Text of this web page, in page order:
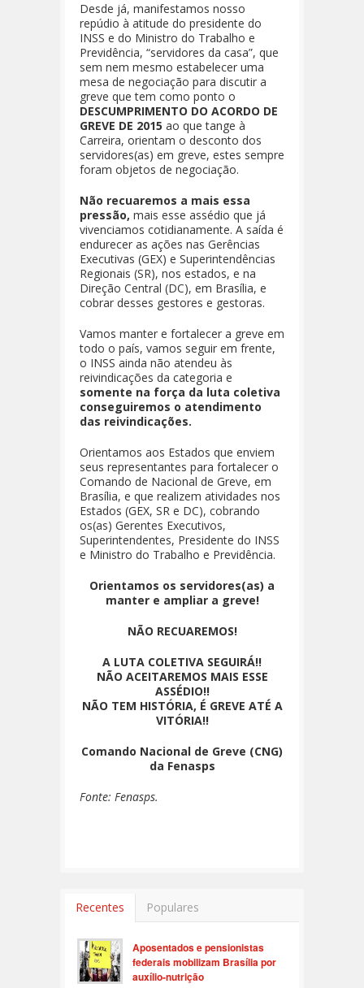
Desde já, manifestamos nosso
repúdio à atitude do presidente do
INSS e do Ministro do Trabalho e
Previdência, “servidores da casa”, que
sem nem mesmo estabelecer uma
mesa de negociação para discutir a
greve que tem como ponto o
DESCUMPRIMENTO DO ACORDO DE
GREVE DE 2015 ao que tange à
Carreira, orientam o desconto dos
servidores(as) em greve, estes sempre
foram objetos de negociação.
Não recuaremos a mais essa
pressão, mais esse assédio que já
vivenciamos cotidianamente. A saída é
endurecer as ações nas Gerências
Executivas (GEX) e Superintendências
Regionais (SR), nos estados, e na
Direção Central (DC), em Brasília, e
cobrar desses gestores e gestoras.
Vamos manter e fortalecer a greve em
todo o país, vamos seguir em frente,
o INSS ainda não atendeu às
reivindicações da categoria e
somente na força da luta coletiva
conseguiremos o atendimento
das reivindicações.
Orientamos aos Estados que enviem
seus representantes para fortalecer o
Comando de Nacional de Greve, em
Brasília, e que realizem atividades nos
Estados (GEX, SR e DC), cobrando
os(as) Gerentes Executivos,
Superintendentes, Presidente do INSS
e Ministro do Trabalho e Previdência.
Orientamos os servidores(as) a
manter e ampliar a greve!
NÃO RECUAREMOS!
A LUTA COLETIVA SEGUIRÁ!!
NÃO ACEITAREMOS MAIS ESSE
ASSÉDIO!!
NÃO TEM HISTÓRIA, É GREVE ATÉ A
VITÓRIA!!
Comando Nacional de Greve (CNG)
da Fenasps
Fonte: Fenasps.
Recentes Populares
Aposentados e pensionistas
federais mobilizam Brasília por
auxílio-nutrição